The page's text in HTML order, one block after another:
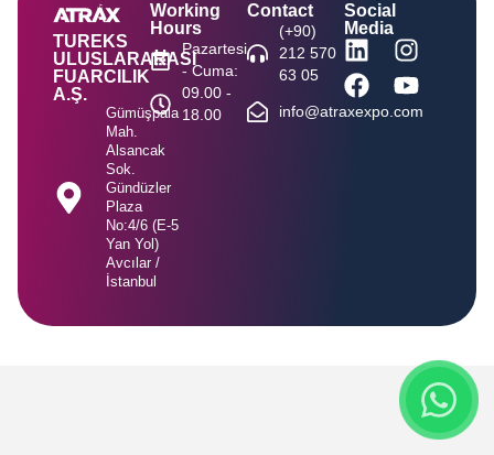
TUREKS
ULUSLARARASI
FUARCILIK
A.Ş.
Gümüşpala
Mah.
Alsancak
Sok.
Gündüzler
Plaza
No:4/6 (E-5
Yan Yol)
Avcılar /
İstanbul
Working
Hours
Pazartesi
- Cuma:
09.00 -
18.00
Contact
(+90)
212 570
63 05
info@atraxexpo.com
Social
Media